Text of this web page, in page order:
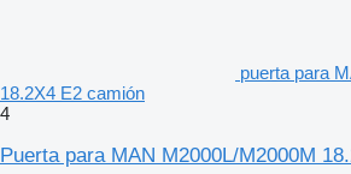
puerta para
18.2X4 E2 camión
4
Puerta para MAN M2000L/M2000M